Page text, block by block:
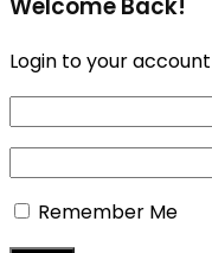
Welcome Back!
Login to your
Remember Me